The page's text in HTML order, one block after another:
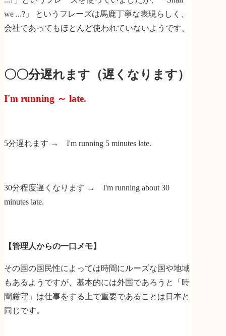
we ...?」 というフレーズは馬鹿丁寧な表現らしく、
会社であってもほとんど使われていないようです。
〇〇分遅れます（遅くなります）
I'm running ～ late.
5分遅れます → I'm running 5 minutes late.
30分程度遅くなります → I'm running about 30
minutes late.
【管理人からの一口メモ】
その国の国民性によっては時間にルーズな国や地域
もあるようですが、基本的には外国であろうと「時
間厳守」は仕事をする上で重要であることは日本と
同じです。